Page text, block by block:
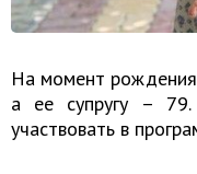
На момент
а ее супругу –
участвовать в